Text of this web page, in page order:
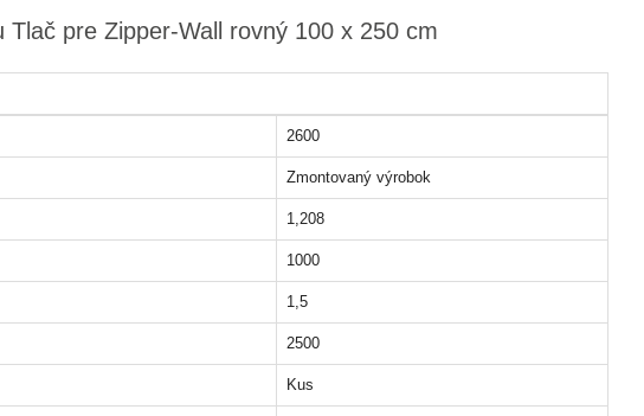
Tlač pre Zipper-Wall rovný 100 x 250 cm
2600
Zmontovaný výrobok
1,208
1000
1,5
2500
Kus